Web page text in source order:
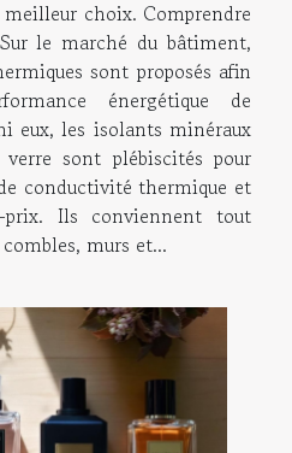
meilleur choix. Comprendre
le marché du bâtiment,
sont proposés afin
énergétique de
eux, les isolants minéraux
sont plébiscités pour
conductivité thermique et
prix. Ils conviennent tout
murs et...